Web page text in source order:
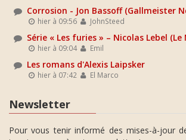
Corrosion - Jon Bassoff (Gallmeister
hier à 09:56 JohnSteed
Série « Les furies » – Nicolas Lebel (Le
hier à 09:04 Emil
Les romans d'Alexis Laipsker
hier à 07:42 El Marco
Newsletter
Pour vous tenir informé des mises-à-jour